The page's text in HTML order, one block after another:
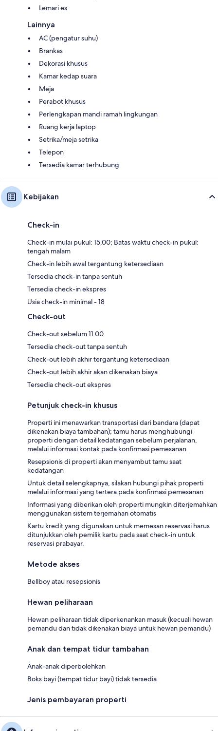
Lemari es
Lainnya
AC (pengatur suhu)
Brankas
Dekorasi khusus
Kamar kedap suara
Meja
Perabot khusus
Perlengkapan mandi ramah lingkungan
Ruang kerja laptop
Setrika/meja setrika
Telepon
Tersedia kamar terhubung
Kebijakan
Check-in
Check-in mulai pukul: 15.00; Batas waktu check-in pukul:
tengah malam
Check-in lebih awal tergantung ketersediaan
Tersedia check-in tanpa sentuh
Tersedia check-in ekspres
Usia check-in minimal - 18
Check-out
Check-out sebelum 11.00
Tersedia check-out tanpa sentuh
Check-out lebih akhir tergantung ketersediaan
Check-out lebih akhir akan dikenakan biaya
Tersedia check-out ekspres
Petunjuk check-in khusus
Properti ini menawarkan transportasi dari bandara (dapat
dikenakan biaya tambahan); tamu harus menghubungi
properti dengan detail kedatangan sebelum perjalanan,
melalui informasi kontak pada konfirmasi pemesanan.
Resepsionis di properti akan menyambut tamu saat
kedatangan
Untuk detail selengkapnya, silakan hubungi pihak properti
melalui informasi yang tertera pada konfirmasi pemesanan
Informasi yang diberikan oleh properti mungkin diterjemahkan
menggunakan sistem terjemahan otomatis
Kartu kredit yang digunakan untuk memesan reservasi harus
ditunjukkan oleh pemilik kartu pada saat check-in untuk
reservasi prabayar.
Metode akses
Bellboy atau resepsionis
Hewan peliharaan
Hewan peliharaan tidak diperkenankan masuk (kecuali hewan
pemandu dan tidak dikenakan biaya untuk hewan pemandu)
Anak dan tempat tidur tambahan
Anak-anak diperbolehkan
Boks bayi (tempat tidur bayi) tidak tersedia
Jenis pembayaran properti